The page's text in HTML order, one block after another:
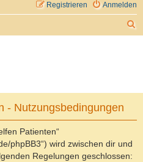
Anmelden
Registrieren
- Nutzungsbedingungen
Patienten“
phpBB3“) wird zwischen dir und
Regelungen geschlossen: